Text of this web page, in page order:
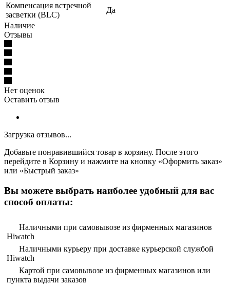
Компенсация встречной
засветки (BLC)
Да
Наличие
Отзывы
Нет оценок
Оставить отзыв
Загрузка отзывов...
Добавьте понравившийся товар в корзину. После этого
перейдите в Корзину и нажмите на кнопку «Оформить заказ»
или «Быстрый заказ»
Вы можете выбрать наиболее удобный для вас
способ оплаты:
Наличными при самовывозе из фирменных магазинов
Hiwatch
Наличными курьеру при доставке курьерской службой
Hiwatch
Картой при самовывозе из фирменных магазинов или
пункта выдачи заказов